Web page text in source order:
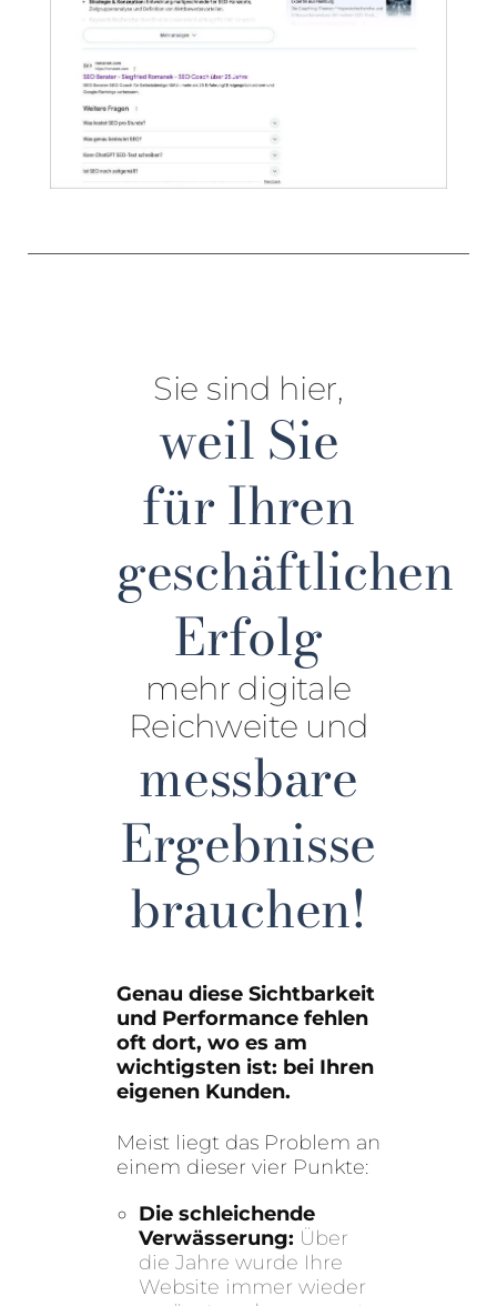
Sie sind hier,
weil Sie
für Ihren
geschäftlichen
Erfolg
mehr digitale
Reichweite und
messbare
Ergebnisse
brauchen!
Genau diese Sichtbarkeit
und Performance fehlen
oft dort, wo es am
wichtigsten ist: bei Ihren
eigenen Kunden.
Meist liegt das Problem an
einem dieser vier Punkte:
Die schleichende
Verwässerung: Über
die Jahre wurde Ihre
Website immer wieder